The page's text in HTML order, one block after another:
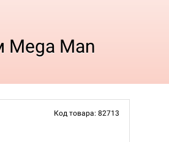
Mega Man
Код товара: 82713